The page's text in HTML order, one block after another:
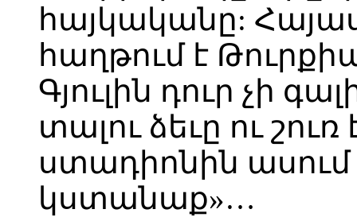
հայկականը:
հաղթում է
Գյուլին դուր չի
տալու ձեւը ու
ստադիոնին ասում
կստանաք»…